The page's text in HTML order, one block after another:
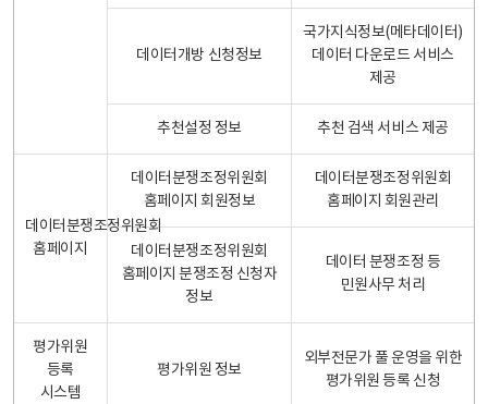
데이터개방 신청정보
국가지식정보(메타데이터)
데이터 다운로드 서비스
제공
추천설정 정보 추천 검색 서비스 제공
데이터분쟁조정위원회
홈페이지
데이터분쟁조정위원회
홈페이지 회원정보
데이터분쟁조정위원회
홈페이지 회원관리
데이터분쟁조정위원회
홈페이지 분쟁조정 신청자
정보
데이터 분쟁조정 등
민원사무 처리
평가위원
등록
시스템
평가위원 정보
외부전문가 풀 운영을 위한
평가위원 등록 신청